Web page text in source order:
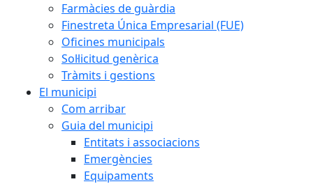
Farmàcies de guàrdia
Finestreta Única Empresarial (FUE)
Oficines municipals
Sol·licitud genèrica
Tràmits i gestions
El municipi
Com arribar
Guia del municipi
Entitats i associacions
Emergències
Equipaments